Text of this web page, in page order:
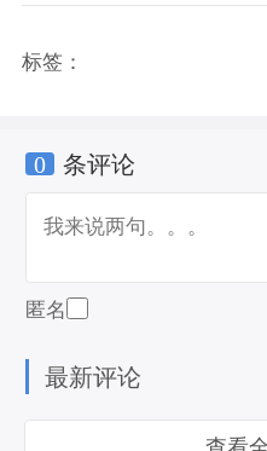
标签：
0 条评论
匿名
最新评论
查看